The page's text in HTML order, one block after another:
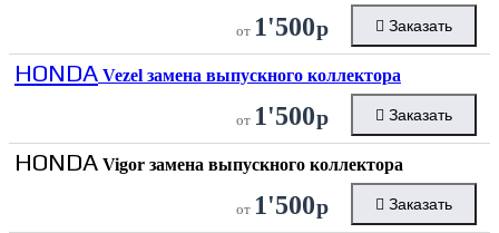
от 1'500р Заказать
HONDA Vezel замена выпускного коллектора
от 1'500р Заказать
HONDA Vigor замена выпускного коллектора
от 1'500р Заказать